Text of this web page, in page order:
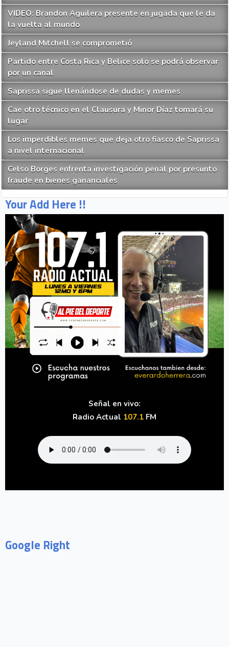
VIDEO: Brandon Aguilera presente en jugada que le da
la vuelta al mundo
Jeyland Mitchell se comprometió
Partido entre Costa Rica y Belice solo se podrá observar
por un canal
Saprissa sigue llenándose de dudas y memes
Cae otro técnico en el Clausura y Minor Díaz tomará su
lugar
Los imperdibles memes que deja otro fiasco de Saprissa
a nivel internacional
Celso Borges enfrenta investigación penal por presunto
fraude en bienes gananciales
Your Add Here !!
Señal en vivo:
Radio Actual 107.1 FM
Google Right